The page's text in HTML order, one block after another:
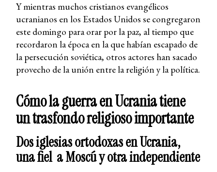
Y mientras muchos cristianos evangélicos
ucranianos en los Estados Unidos se congregaron
este domingo para orar por la paz, al tiempo que
recordaron la época en la que habían escapado de
la persecución soviética, otros actores han sacado
provecho de la unión entre la religión y la política.
Cómo la guerra en Ucrania tiene
un trasfondo religioso importante
Dos iglesias ortodoxas en Ucrania,
una fiel a Moscú y otra independiente